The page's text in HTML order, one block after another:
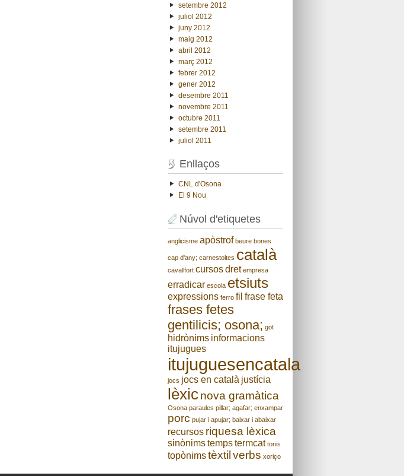
setembre 2012
juliol 2012
juny 2012
maig 2012
abril 2012
març 2012
febrer 2012
gener 2012
desembre 2011
novembre 2011
octubre 2011
setembre 2011
juliol 2011
Enllaços
CNL d'Osona
El 9 Nou
Núvol d'etiquetes
anglicisme apòstrof beure bones
cap d'any; carnestoltes català
cavallfort cursos dret empresa
erradicar escola etsiuts
expressions ferro fil frase feta
frases fetes
gentilicis; osona; got
hidrònims informacions
itujugues
itujuguesencatala
jocs jocs en català justícia
lèxic nova gramàtica
Osona paraules pillar; agafar; enxampar
porc pujar i apujar; baixar i abaixar
recursos riquesa lèxica
sinònims temps termcat tonis
topònims tèxtil verbs xoriço